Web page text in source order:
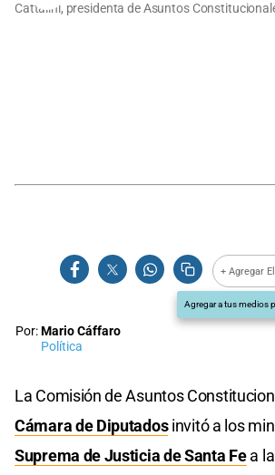
Cattalini, presidenta de Asuntos
+ Agregar
Agregar a tus medios
Por:Mario Cáffaro
Política
La Comisión de Asuntos
Cámara de Diputadosinvitó a los
Suprema de Justicia de Santa Fea la